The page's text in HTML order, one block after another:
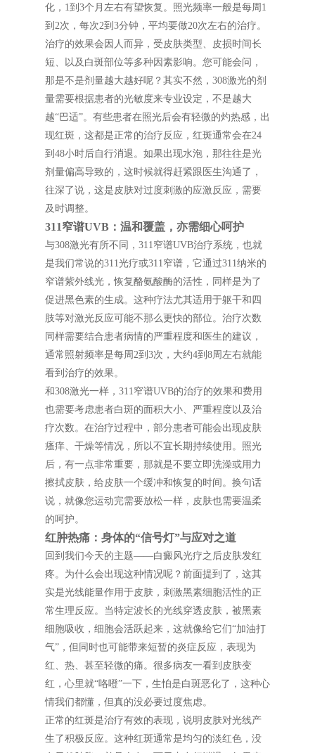
化，1到3个月左右有望恢复。照光频率一般是每周1
到2次，每次2到3分钟，平均要做20次左右的治疗。
治疗的效果会因人而异，受皮肤类型、皮损时间长
短、以及白斑部位等多种因素影响。您可能会问，
那是不是剂量越大越好呢？其实不然，308激光的剂
量需要根据患者的光敏度来专业设定，不是越大
越“巴适”。有些患者在照光后会有轻微的灼热感，出
现红斑，这都是正常的治疗反应，红斑通常会在24
到48小时后自行消退。如果出现水泡，那往往是光
剂量偏高导致的，这时候就得赶紧跟医生沟通了，
往深了说，这是皮肤对过度刺激的应激反应，需要
及时调整。
311窄谱UVB：温和覆盖，亦需细心呵护
与308激光有所不同，311窄谱UVB治疗系统，也就
是我们常说的311光疗或311窄谱，它通过311纳米的
窄谱紫外线光，恢复酪氨酸酶的活性，同样是为了
促进黑色素的生成。这种疗法尤其适用于躯干和四
肢等对激光反应可能不那么更快的部位。治疗次数
同样需要结合患者病情的严重程度和医生的建议，
通常照射频率是每周2到3次，大约4到8周左右就能
看到治疗的效果。
和308激光一样，311窄谱UVB的治疗的效果和费用
也需要考虑患者白斑的面积大小、严重程度以及治
疗次数。在治疗过程中，部分患者可能会出现皮肤
瘙痒、干燥等情况，所以不宜长期持续使用。照光
后，有一点非常重要，那就是不要立即洗澡或用力
擦拭皮肤，给皮肤一个缓冲和恢复的时间。换句话
说，就像您运动完需要放松一样，皮肤也需要温柔
的呵护。
红肿热痛：身体的“信号灯”与应对之道
回到我们今天的主题——白癜风光疗之后皮肤发红
疼。为什么会出现这种情况呢？前面提到了，这其
实是光线能量作用于皮肤，刺激黑素细胞活性的正
常生理反应。当特定波长的光线穿透皮肤，被黑素
细胞吸收，细胞会活跃起来，这就像给它们“加油打
气”，但同时也可能带来短暂的炎症反应，表现为
红、热、甚至轻微的痛。很多病友一看到皮肤变
红，心里就“咯噔”一下，生怕是白斑恶化了，这种心
情我们都懂，但真的没必要过度焦虑。
正常的红斑是治疗有效的表现，说明皮肤对光线产
生了积极反应。这种红斑通常是均匀的淡红色，没